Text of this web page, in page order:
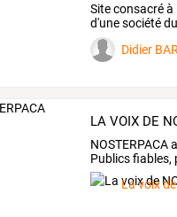
Siteconsacréà
d'unesociété
l'environnement
Didier
LA VOIX DE
NOSTERPACA
Publicsfiables,
La voix